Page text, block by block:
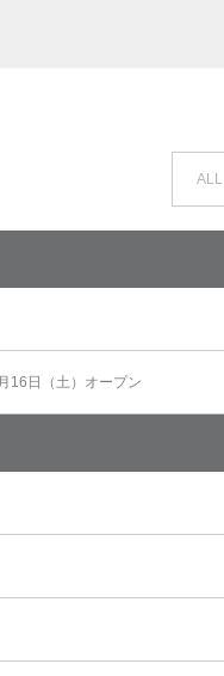
ALL
16日（土）オープン